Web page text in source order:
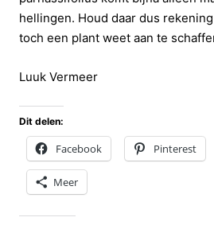
hellingen. Houd daar dus
toch een plant weet aan te
Luuk Vermeer
Dit delen:
Facebook Pinterest
Meer